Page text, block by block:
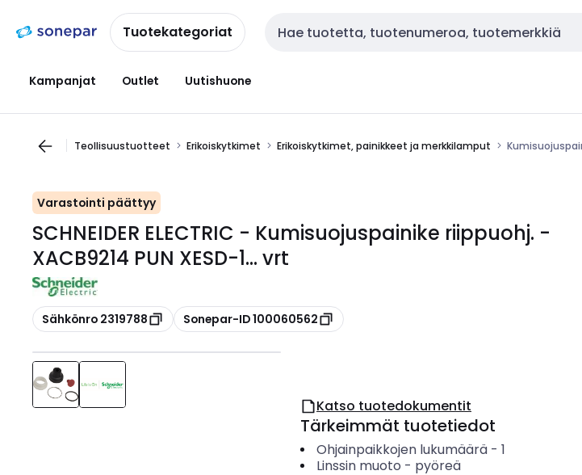
navigointiinsisältöönTuotekategoriat Haku
Kampanjat Outlet Uutishuone
Teollisuustuotteet Erikoiskytkimet Erikoiskytkimet, painikkeet ja merkkilamput
Varastointi päättyy
SCHNEIDER ELECTRIC - Kumisuojuspainike riippuohj. -
XACB9214 PUN XESD-1... vrt
Kopioi
Sähkönro 2319788 Kopioi
Sonepar-ID 100060562
Katso tuotedokumentit
Tärkeimmät tuotetiedot
Ohjainpaikkojen lukumäärä- 1
Linssin muoto - pyöreä